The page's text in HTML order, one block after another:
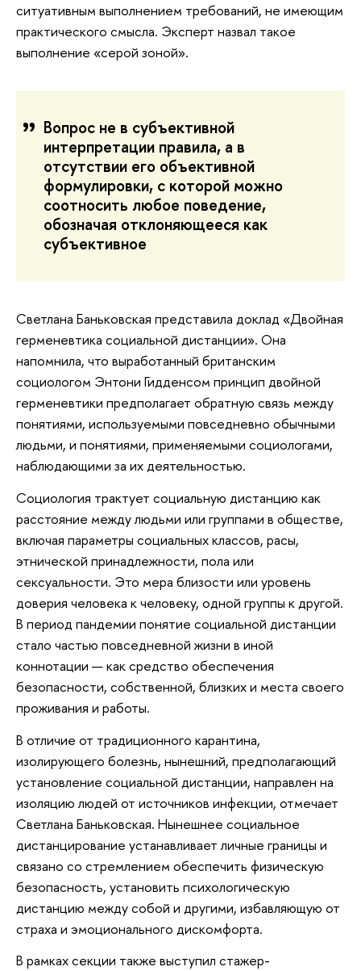
ситуативным выполнением требований, не имеющим
практического смысла. Эксперт назвал такое
выполнение «серой зоной».
Вопрос не в субъективной
интерпретации правила, а в
отсутствии его объективной
формулировки, с которой можно
соотносить любое поведение,
обозначая отклоняющееся как
субъективное
Светлана Баньковская представила доклад «Двойная
герменевтика социальной дистанции». Она
напомнила, что выработанный британским
социологом Энтони Гидденсом принцип двойной
герменевтики предполагает обратную связь между
понятиями, используемыми повседневно обычными
людьми, и понятиями, применяемыми социологами,
наблюдающими за их деятельностью.
Социология трактует социальную дистанцию как
расстояние между людьми или группами в обществе,
включая параметры социальных классов, расы,
этнической принадлежности, пола или
сексуальности. Это мера близости или уровень
доверия человека к человеку, одной группы к другой.
В период пандемии понятие социальной дистанции
стало частью повседневной жизни в иной
коннотации — как средство обеспечения
безопасности, собственной, близких и места своего
проживания и работы.
В отличие от традиционного карантина,
изолирующего болезнь, нынешний, предполагающий
установление социальной дистанции, направлен на
изоляцию людей от источников инфекции, отмечает
Светлана Баньковская. Нынешнее социальное
дистанцирование устанавливает личные границы и
связано со стремлением обеспечить физическую
безопасность, установить психологическую
дистанцию между собой и другими, избавляющую от
страха и эмоционального дискомфорта.
В рамках секции также выступил стажер-